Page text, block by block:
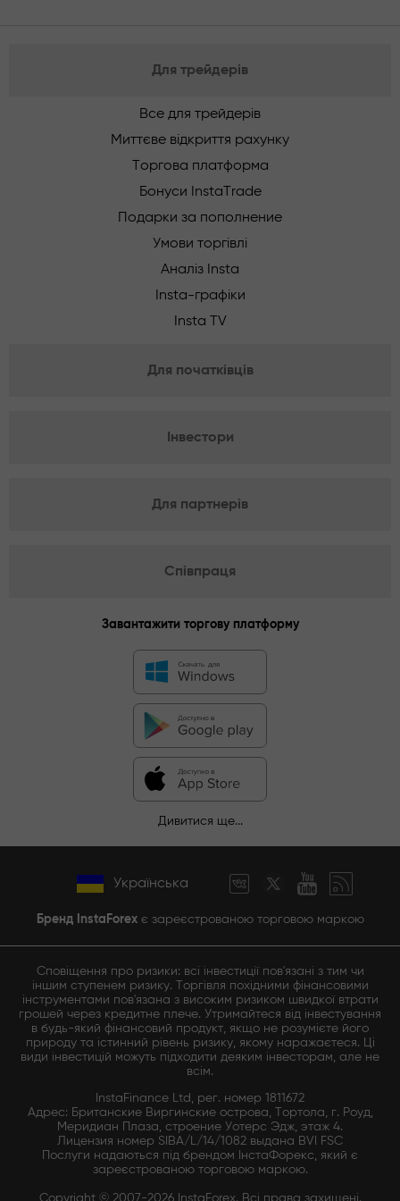
Для трейдерів
Все для трейдерів
Миттєве відкриття рахунку
Торгова платформа
Бонуси InstaTrade
Подарки за пополнение
Умови торгівлі
Аналіз Insta
Insta-графіки
Insta TV
Для початківців
Інвестори
Для партнерів
Співпраця
Завантажити торгову платформу
Дивитися ще...
Українська
Бренд InstaForexє зареєстрованою торговою маркою
Сповіщення про ризики: всі інвестиції пов'язані з тим чи
іншим ступенем ризику. Торгівля похідними фінансовими
інструментами пов'язана з високим ризиком швидкої втрати
грошей через кредитне плече. Утримайтеся від інвестування
в будь-який фінансовий продукт, якщо не розумієте його
природу та істинний рівень ризику, якому наражаєтеся. Ці
види інвестицій можуть підходити деяким інвесторам, але не
всім.
InstaFinance Ltd, рег. номер 1811672
Адрес: Британские Виргинские острова, Тортола, г. Роуд,
Меридиан Плаза, строение Уотерс Эдж, этаж 4.
Лицензия номер SIBA/L/14/1082 выдана BVI FSC
Послуги надаються під брендом ІнстаФорекс, який є
зареєстрованою торговою маркою.
Copyright © 2007-2026 InstaForex. Всі права захищені.